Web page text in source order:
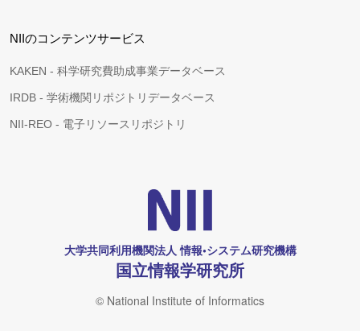
NIIのコンテンツサービス
KAKEN - 科学研究費助成事業データベース
IRDB - 学術機関リポジトリデータベース
NII-REO - 電子リソースリポジトリ
大学共同利用機関法人 情報•システム研究機構
国立情報学研究所
© National Institute of Informatics